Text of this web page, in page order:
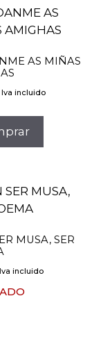
AS MIÑAS
Iva incluido
MUSA, SER
Iva incluido